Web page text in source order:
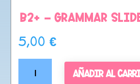
B2+ – Grammar
5,00€
Añadir al